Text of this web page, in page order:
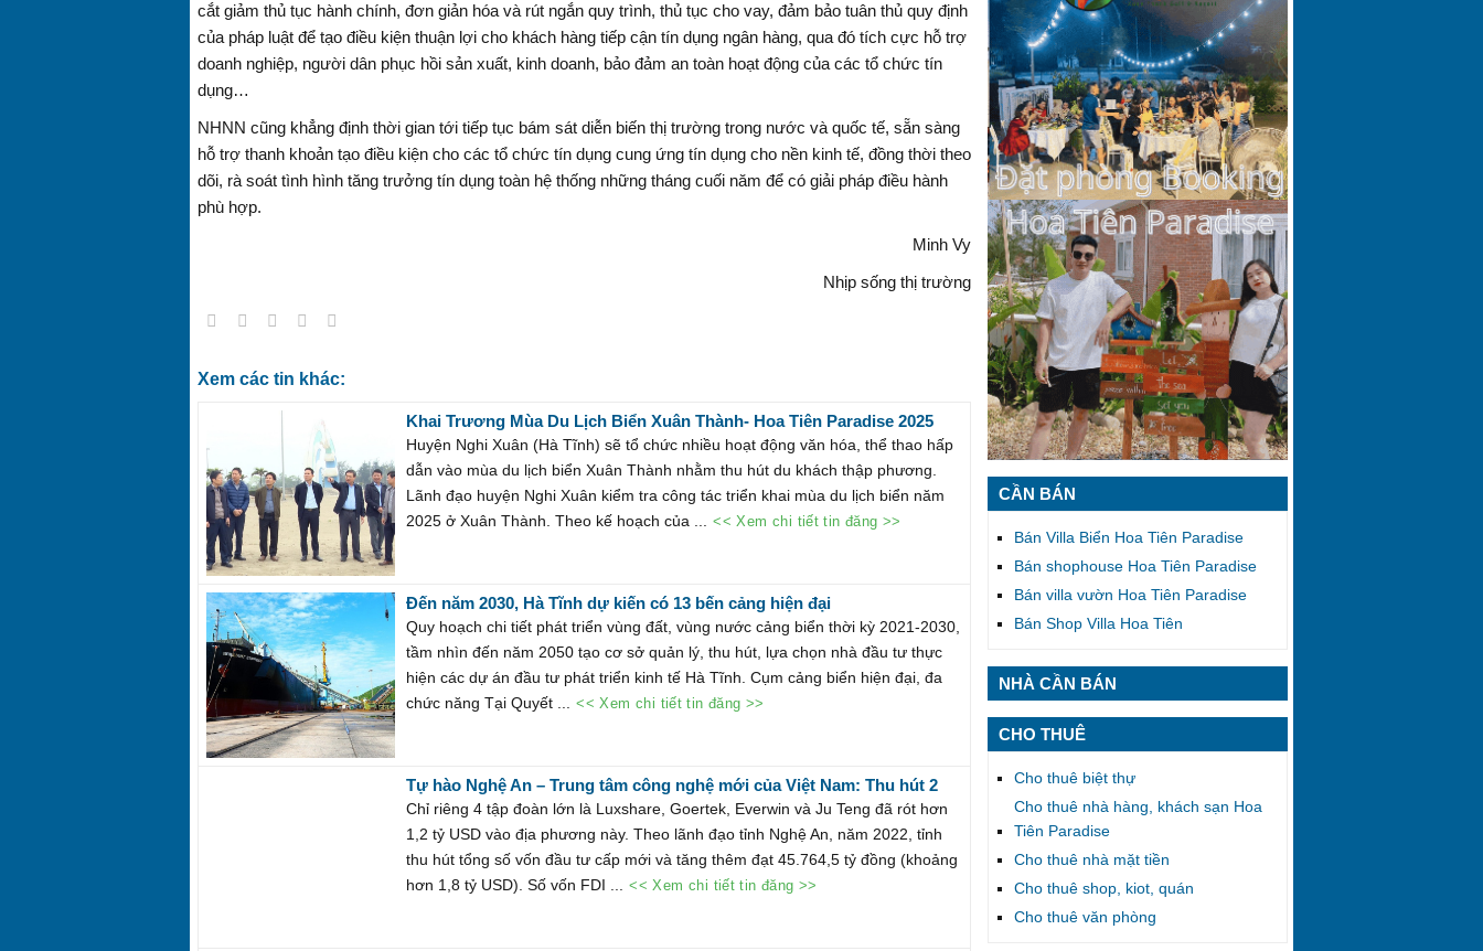
cắt giảm thủ tục hành chính, đơn giản hóa và rút ngắn quy trình, thủ tục cho vay, đảm bảo tuân thủ quy định
của pháp luật để tạo điều kiện thuận lợi cho khách hàng tiếp cận tín dụng ngân hàng, qua đó tích cực hỗ trợ
doanh nghiệp, người dân phục hồi sản xuất, kinh doanh, bảo đảm an toàn hoạt động của các tổ chức tín
dụng…
NHNN cũng khẳng định thời gian tới tiếp tục bám sát diễn biến thị trường trong nước và quốc tế, sẵn sàng
hỗ trợ thanh khoản tạo điều kiện cho các tổ chức tín dụng cung ứng tín dụng cho nền kinh tế, đồng thời theo
dõi, rà soát tình hình tăng trưởng tín dụng toàn hệ thống những tháng cuối năm để có giải pháp điều hành
phù hợp.
Minh Vy
Nhịp sống thị trường
Xem các tin khác:
Khai Trương Mùa Du Lịch Biển Xuân Thành- Hoa Tiên Paradise 2025
Huyện Nghi Xuân (Hà Tĩnh) sẽ tổ chức nhiều hoạt động văn hóa, thể thao hấp
dẫn vào mùa du lịch biển Xuân Thành nhằm thu hút du khách thập phương.
Lãnh đạo huyện Nghi Xuân kiểm tra công tác triển khai mùa du lịch biển năm
2025 ở Xuân Thành. Theo kế hoạch của ... << Xem chi tiết tin đăng >>
Đến năm 2030, Hà Tĩnh dự kiến có 13 bến cảng hiện đại
Quy hoạch chi tiết phát triển vùng đất, vùng nước cảng biển thời kỳ 2021-2030,
tầm nhìn đến năm 2050 tạo cơ sở quản lý, thu hút, lựa chọn nhà đầu tư thực
hiện các dự án đầu tư phát triển kinh tế Hà Tĩnh. Cụm cảng biển hiện đại, đa
chức năng Tại Quyết ... << Xem chi tiết tin đăng >>
Tự hào Nghệ An – Trung tâm công nghệ mới của Việt Nam: Thu hút 2
ông lớn gia công cho Apple, nhận đầu tư gần 2 tỷ USD, tạo ra hàng vạn
việc làm
Chỉ riêng 4 tập đoàn lớn là Luxshare, Goertek, Everwin và Ju Teng đã rót hơn
1,2 tỷ USD vào địa phương này. Theo lãnh đạo tỉnh Nghệ An, năm 2022, tỉnh
thu hút tổng số vốn đầu tư cấp mới và tăng thêm đạt 45.764,5 tỷ đồng (khoảng
hơn 1,8 tỷ USD). Số vốn FDI ... << Xem chi tiết tin đăng >>
CẦN BÁN
Bán Villa Biển Hoa Tiên Paradise
Bán shophouse Hoa Tiên Paradise
Bán villa vườn Hoa Tiên Paradise
Bán Shop Villa Hoa Tiên
NHÀ CẦN BÁN
CHO THUÊ
Cho thuê biệt thự
Cho thuê nhà hàng, khách sạn Hoa
Tiên Paradise
Cho thuê nhà mặt tiền
Cho thuê shop, kiot, quán
Cho thuê văn phòng